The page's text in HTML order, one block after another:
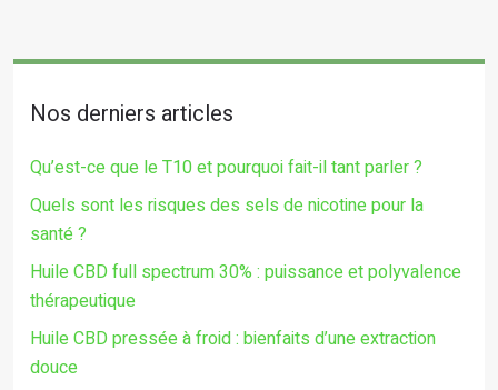
Nos derniers articles
Qu’est-ce que le T10 et pourquoi fait-il tant parler ?
Quels sont les risques des sels de nicotine pour la
santé ?
Huile CBD full spectrum 30% : puissance et polyvalence
thérapeutique
Huile CBD pressée à froid : bienfaits d’une extraction
douce